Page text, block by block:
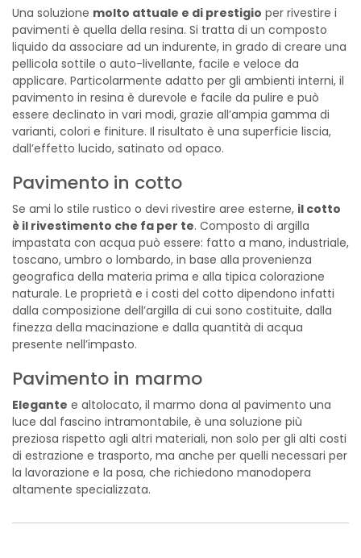
Una soluzione molto attuale e di prestigio per rivestire i
pavimenti è quella della resina. Si tratta di un composto
liquido da associare ad un indurente, in grado di creare una
pellicola sottile o auto-livellante, facile e veloce da
applicare. Particolarmente adatto per gli ambienti interni, il
pavimento in resina è durevole e facile da pulire e può
essere declinato in vari modi, grazie all’ampia gamma di
varianti, colori e finiture. Il risultato è una superficie liscia,
dall’effetto lucido, satinato od opaco.
Pavimento in cotto
Se ami lo stile rustico o devi rivestire aree esterne, il cotto
è il rivestimento che fa per te. Composto di argilla
impastata con acqua può essere: fatto a mano, industriale,
toscano, umbro o lombardo, in base alla provenienza
geografica della materia prima e alla tipica colorazione
naturale. Le proprietà e i costi del cotto dipendono infatti
dalla composizione dell’argilla di cui sono costituite, dalla
finezza della macinazione e dalla quantità di acqua
presente nell’impasto.
Pavimento in marmo
Elegante e altolocato, il marmo dona al pavimento una
luce dal fascino intramontabile, è una soluzione più
preziosa rispetto agli altri materiali, non solo per gli alti costi
di estrazione e trasporto, ma anche per quelli necessari per
la lavorazione e la posa, che richiedono manodopera
altamente specializzata.